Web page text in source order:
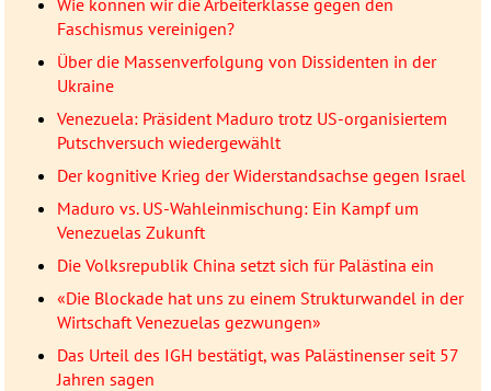
Faschismus vereinigen?
Über die Massenverfolgung von Dissidenten in der
Ukraine
Venezuela: Präsident Maduro trotz US-organisiertem
Putschversuch wiedergewählt
Der kognitive Krieg der Widerstandsachse gegen Israel
Maduro vs. US-Wahleinmischung: Ein Kampf um
Venezuelas Zukunft
Die Volksrepublik China setzt sich für Palästina ein
«Die Blockade hat uns zu einem Strukturwandel in der
Wirtschaft Venezuelas gezwungen»
Das Urteil des IGH bestätigt, was Palästinenser seit 57
Jahren sagen